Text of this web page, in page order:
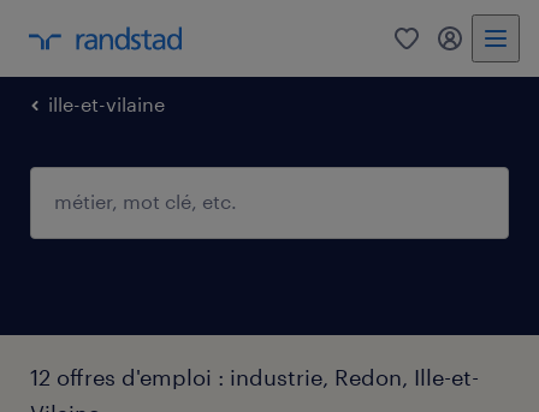
0 mon
ille-et-vilaine
12 offres d'emploi : industrie, Redon, Ille-et-